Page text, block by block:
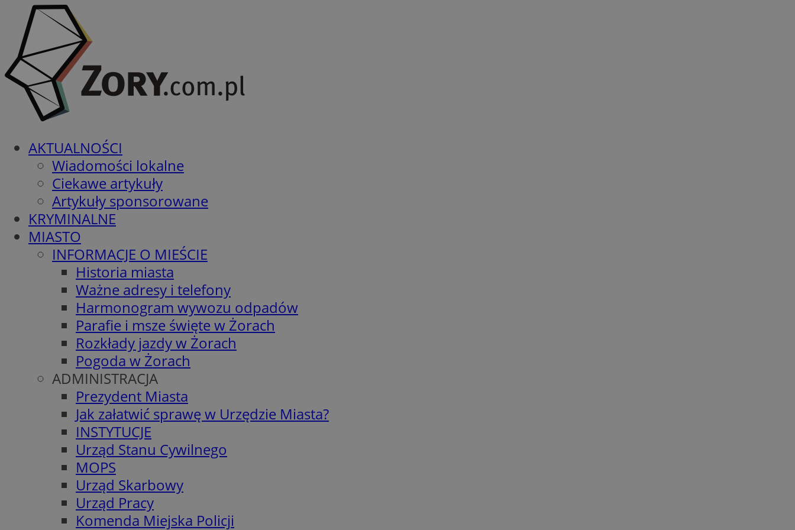
AKTUALNOŚCI
Wiadomości lokalne
Ciekawe artykuły
Artykuły sponsorowane
KRYMINALNE
MIASTO
INFORMACJE O MIEŚCIE
Historia miasta
Ważne adresy i telefony
Harmonogram wywozu odpadów
Parafie i msze święte w Żorach
Rozkłady jazdy w Żorach
Pogoda w Żorach
ADMINISTRACJA
Prezydent Miasta
Jak załatwić sprawę w Urzędzie Miasta?
INSTYTUCJE
Urząd Stanu Cywilnego
MOPS
Urząd Skarbowy
Urząd Pracy
Komenda Miejska Policji